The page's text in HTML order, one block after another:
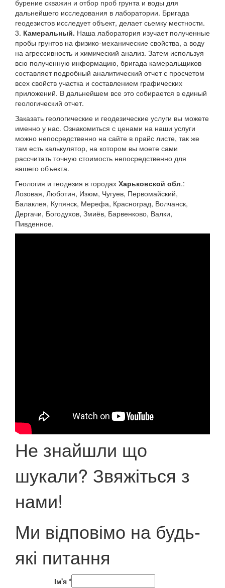
бурение скважин и отбор проб грунта и воды для
дальнейшего исследования в лаборатории. Бригада
геодезистов исследует объект, делает сьемку местности.
3. Камеральный. Наша лаборатория изучает полученные
пробы грунтов на физико-механические свойства, а воду
на агрессивность и химический анализ. Затем используя
всю полученную информацию, бригада камеральщиков
составляет подробный аналитический отчет с просчетом
всех свойств участка и составлением графических
приложений. В дальнейшем все это собирается в единый
геологический отчет.
Заказать геологические и геодезические услуги вы можете
именно у нас. Ознакомиться с ценами на наши услуги
можно непосредственно на сайте в прайс листе, так же
там есть калькулятор, на котором вы моете сами
рассчитать точную стоимость непосредственно для
вашего объекта.
Геология и геодезия в городах Харьковской обл.:
Лозовая, Люботин, Изюм, Чугуев, Первомайский,
Балаклея, Купянск, Мерефа, Красноград, Волчанск,
Дергачи, Богодухов, Змиёв, Барвенково, Валки,
Пивденное.
Не знайшли що
шукали? Звяжіться з
нами!
Ми відповімо на будь-
які питання
Ім'я *